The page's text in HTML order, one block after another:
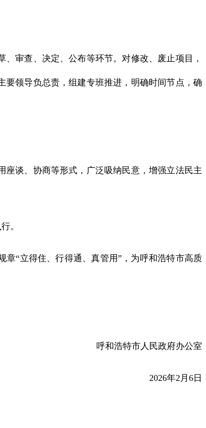
审查、决定、公布等环节。对修改、废止项目，
领导负总责，组建专班推进，明确时间节点，确
谈、协商等形式，广泛吸纳民意，增强立法民主
。
“立得住、行得通、真管用”，为呼和浩特市高质
呼和浩特市人民政府办公室
2026年2月6日